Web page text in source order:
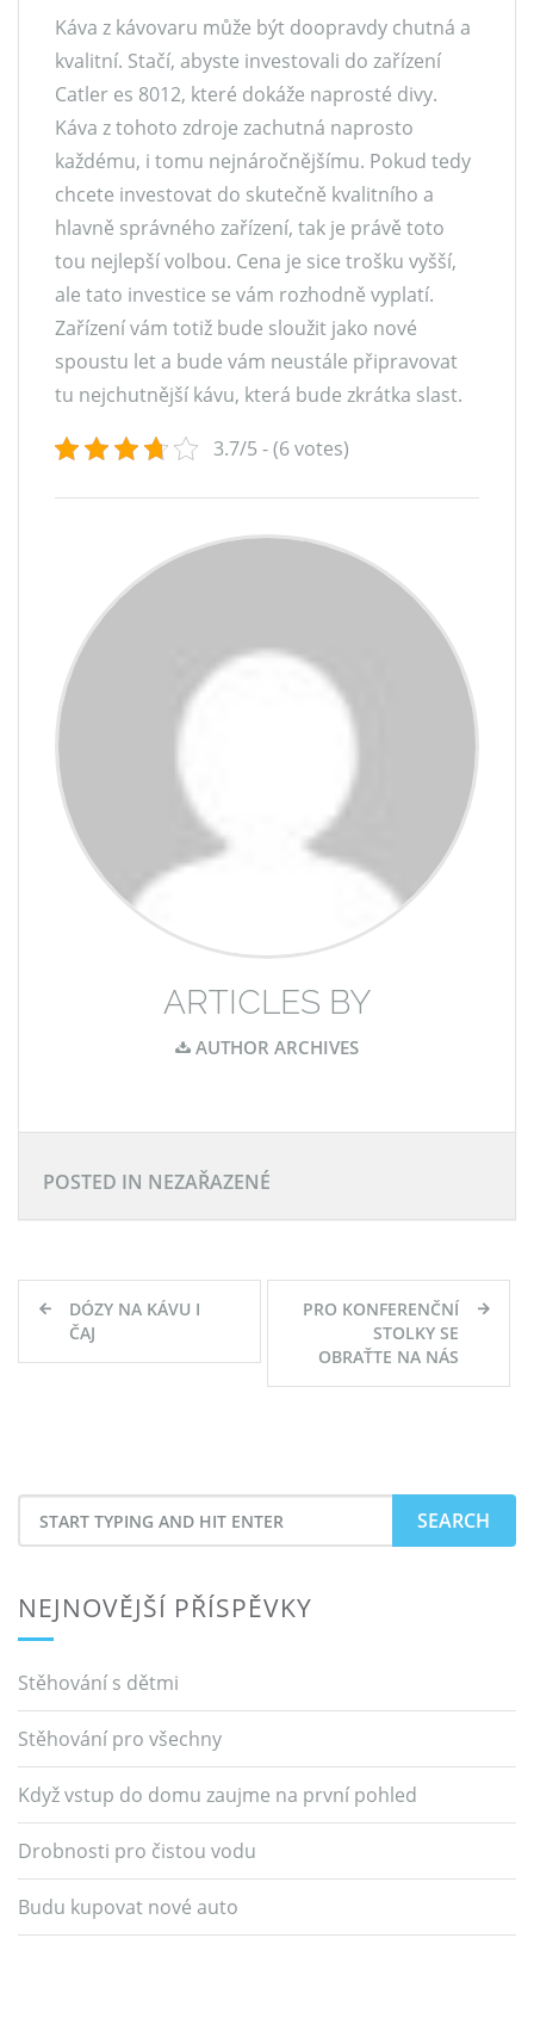
Káva z kávovaru může být doopravdy chutná a
kvalitní. Stačí, abyste investovali do zařízení
Catler es 8012, které dokáže naprosté divy.
Káva z tohoto zdroje zachutná naprosto
každému, i tomu nejnáročnějšímu. Pokud tedy
chcete investovat do skutečně kvalitního a
hlavně správného zařízení, tak je právě toto
tou nejlepší volbou. Cena je sice trošku vyšší,
ale tato investice se vám rozhodně vyplatí.
Zařízení vám totiž bude sloužit jako nové
spoustu let a bude vám neustále připravovat
tu nejchutnější kávu, která bude zkrátka slast.
3.7/5 - (6 votes)
ARTICLES BY
AUTHOR ARCHIVES
POSTED IN NEZAŘAZENÉ
Navigace
pro
DÓZY NA KÁVU I
ČAJ
PRO KONFERENČNÍ
STOLKY SE
OBRAŤTE NA NÁS
for
NEJNOVĚJŠÍ PŘÍSPĚVKY
Stěhování s dětmi
Stěhování pro všechny
Když vstup do domu zaujme na první pohled
Drobnosti pro čistou vodu
Budu kupovat nové auto